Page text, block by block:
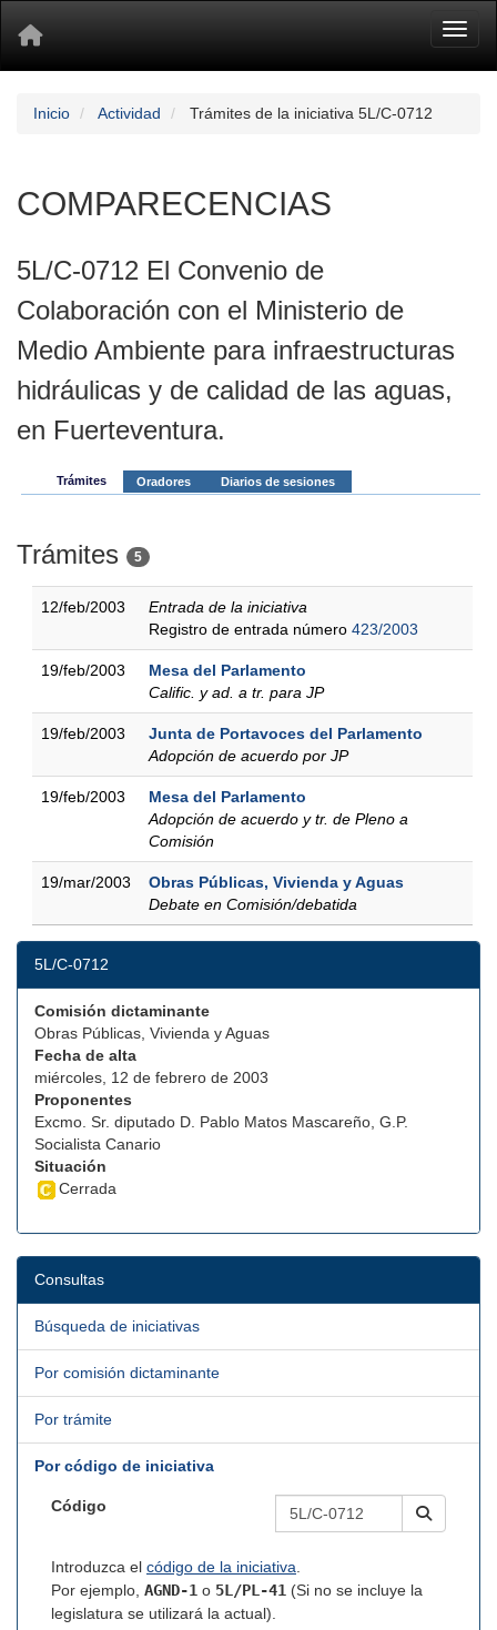
Inicio Actividad Trámites de la iniciativa 5L/C-0712
COMPARECENCIAS
5L/C-0712 El Convenio de
Colaboración con el Ministerio de
Medio Ambiente para infraestructuras
hidráulicas y de calidad de las aguas,
en Fuerteventura.
Trámites Oradores Diarios de sesiones
Trámites 5
12/feb/2003
Entrada de la iniciativa
Registro de entrada número 423/2003
19/feb/2003
Mesa del Parlamento
Calific. y ad. a tr. para JP
19/feb/2003
Junta de Portavoces del Parlamento
Adopción de acuerdo por JP
19/feb/2003
Mesa del Parlamento
Adopción de acuerdo y tr. de Pleno a
Comisión
19/mar/2003
Obras Públicas, Vivienda y Aguas
Debate en Comisión/debatida
5L/C-0712
Comisión dictaminante
Obras Públicas, Vivienda y Aguas
Fecha de alta
miércoles, 12 de febrero de 2003
Proponentes
Excmo. Sr. diputado D. Pablo Matos Mascareño, G.P.
Socialista Canario
Situación
Cerrada
Consultas
Búsqueda de iniciativas
Por comisión dictaminante
Por trámite
Por código de iniciativa
Código
Introduzca el código de la iniciativa.
Por ejemplo, AGND-1 o 5L/PL-41 (Si no se incluye la
legislatura se utilizará la actual).